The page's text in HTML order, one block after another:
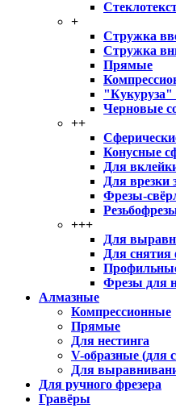
+
Стружка
Стружка
Прямые
Черновые
++
Конусные
Для
Для врезки
Фрезы-
+++
Для
Для снятия
Фрезы для
Алмазные
Компрессионные
Прямые
Для нестинга
V-образные (для
Для
Для ручного фрезера
Гравёры